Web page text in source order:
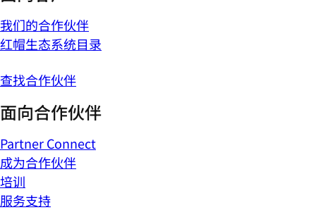
我们的合作伙伴
红帽生态系统目录
查找合作伙伴
面向合作伙伴
Partner Connect
成为合作伙伴
培训
服务支持